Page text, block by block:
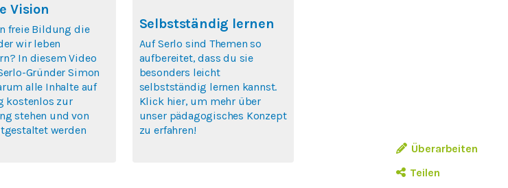
Überarbeiten
Teilen
Vision
freie Bildung die
wir leben
In diesem Video
Gründer Simon
alle Inhalte auf
kostenlos zur
stehen und von
werden
Selbstständig lernen
Auf Serlo sind Themen so
aufbereitet, dass du sie
besonders leicht
selbstständig lernen kannst.
Klick hier, um mehr über
unser pädagogisches Konzept
zu erfahren!